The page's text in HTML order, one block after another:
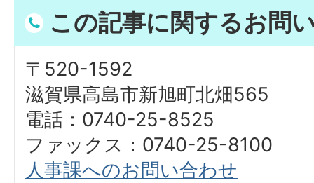
この記事に関するお問
〒520-1592
滋賀県高島市新旭町北畑565
電話：0740-25-8525
ファックス：0740-25-8100
人事課へのお問い合わせ